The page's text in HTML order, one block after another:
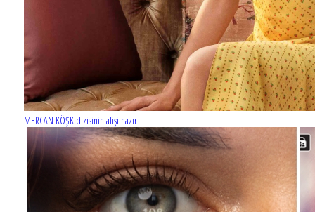
MERCAN KÖŞK dizisinin afişi hazır